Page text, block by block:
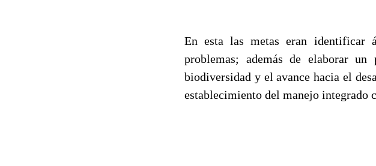
En esta las metas eran identificar
problemas; además de elaborar
biodiversidad y el avance hacia el
establecimiento del manejo integrado